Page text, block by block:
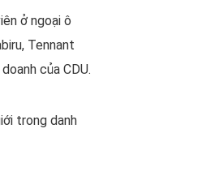
ở ngoại ô
Tennant
của CDU.
trong danh